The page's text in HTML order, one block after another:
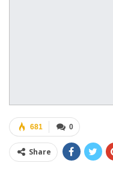
0
681
Share